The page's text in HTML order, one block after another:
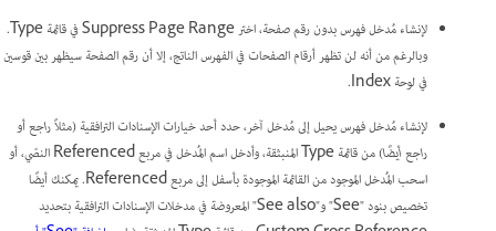
لإنشاء مُدخل فهرس بدون رقم صفحة، اختر Suppress Page Range في قائمة Type.
وبالرغم من أنه لن تظهر أرقام الصفحات في الفهرس الناتج، إلا أن رقم الصفحة سيظهر بين قوسين
في لوحة Index.
لإنشاء مُدخل فهرس يحيل إلى مُدخل آخر، حدد أحد خيارات الإسنادات الترافقية (مثلاًراجعأو
راجع أيضًا
) من قائمة Type المنبثقة، وأدخل اسم المُدخل في مربع Referenced النصّي، أو
اسحب المُدخل الموجود من القائمة الموجودة بأسفل إلى مربع Referenced. يمكنك أيضًا
تخصيص بنود "See" و"See also" المعروضة في مدخلات الإسنادات الترافقية بتحديد